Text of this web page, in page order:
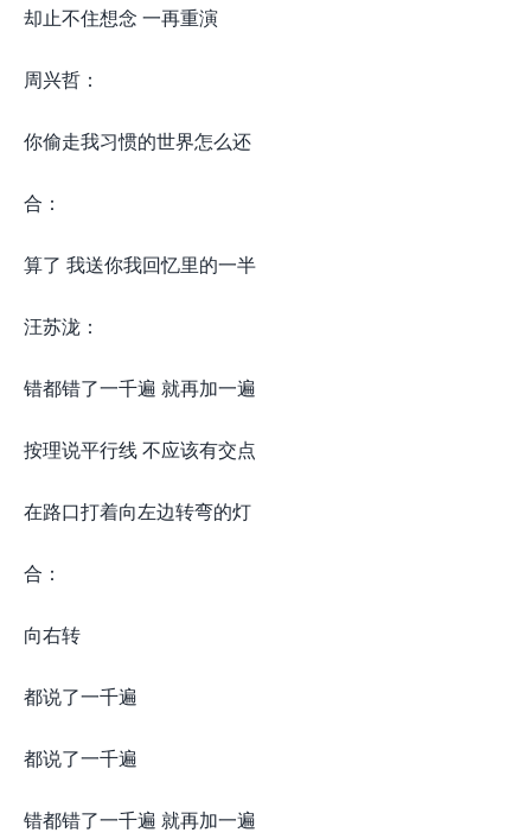
却止不住想念 一再重演
周兴哲：
你偷走我习惯的世界怎么还
合：
算了 我送你我回忆里的一半
汪苏泷：
错都错了一千遍 就再加一遍
按理说平行线 不应该有交点
在路口打着向左边转弯的灯
合：
向右转
都说了一千遍
都说了一千遍
错都错了一千遍 就再加一遍